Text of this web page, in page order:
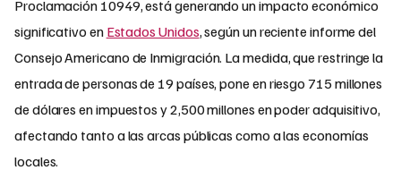
Proclamación 10949, está generando un impacto económico
significativo en Estados Unidos, según un reciente informe del
Consejo Americano de Inmigración. La medida, que restringe la
entrada de personas de 19 países, pone en riesgo 715 millones
de dólares en impuestos y 2,500 millones en poder adquisitivo,
afectando tanto a las arcas públicas como a las economías
locales.